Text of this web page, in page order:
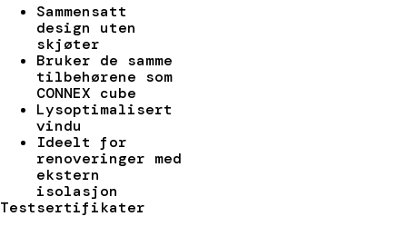
Sammensatt
design uten
skjøter
Bruker de samme
tilbehørene som
CONNEX cube
Lysoptimalisert
vindu
Ideelt for
renoveringer med
ekstern
isolasjon
Testsertifikater